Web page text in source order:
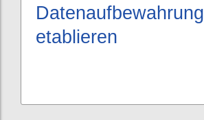
Datenaufbewahrung
etablieren